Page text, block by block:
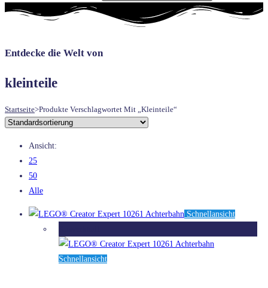
Entdecke die Welt von
kleinteile
Startseite>Produkte Verschlagwortet Mit „kleinteile“
Ansicht:
25
50
Alle
Schnellansicht
Schnellansicht